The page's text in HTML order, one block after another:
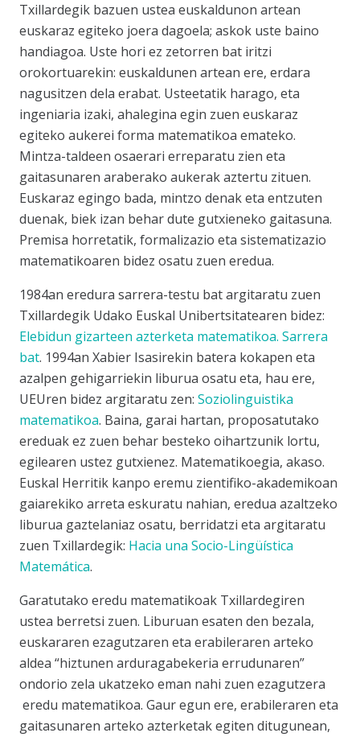
Txillardegik bazuen ustea euskaldunon artean
euskaraz egiteko joera dagoela; askok uste baino
handiagoa. Uste hori ez zetorren bat iritzi
orokortuarekin: euskaldunen artean ere, erdara
nagusitzen dela erabat. Usteetatik harago, eta
ingeniaria izaki, ahalegina egin zuen euskaraz
egiteko aukerei forma matematikoa emateko.
Mintza-taldeen osaerari erreparatu zien eta
gaitasunaren araberako aukerak aztertu zituen.
Euskaraz egingo bada, mintzo denak eta entzuten
duenak, biek izan behar dute gutxieneko gaitasuna.
Premisa horretatik, formalizazio eta sistematizazio
matematikoaren bidez osatu zuen eredua.
1984an eredura sarrera-testu bat argitaratu zuen
Txillardegik Udako Euskal Unibertsitatearen bidez:
Elebidun gizarteen azterketa matematikoa. Sarrera
bat. 1994an Xabier Isasirekin batera kokapen eta
azalpen gehigarriekin liburua osatu eta, hau ere,
UEUren bidez argitaratu zen: Soziolinguistika
matematikoa. Baina, garai hartan, proposatutako
ereduak ez zuen behar besteko oihartzunik lortu,
egilearen ustez gutxienez. Matematikoegia, akaso.
Euskal Herritik kanpo eremu zientifiko-akademikoan
gaiarekiko arreta eskuratu nahian, eredua azaltzeko
liburua gaztelaniaz osatu, berridatzi eta argitaratu
zuen Txillardegik: Hacia una Socio-Lingüística
Matemática.
Garatutako eredu matematikoak Txillardegiren
ustea berretsi zuen. Liburuan esaten den bezala,
euskararen ezagutzaren eta erabileraren arteko
aldea “hiztunen arduragabekeria errudunaren”
ondorio zela ukatzeko eman nahi zuen ezagutzera
eredu matematikoa. Gaur egun ere, erabileraren eta
gaitasunaren arteko azterketak egiten ditugunean,